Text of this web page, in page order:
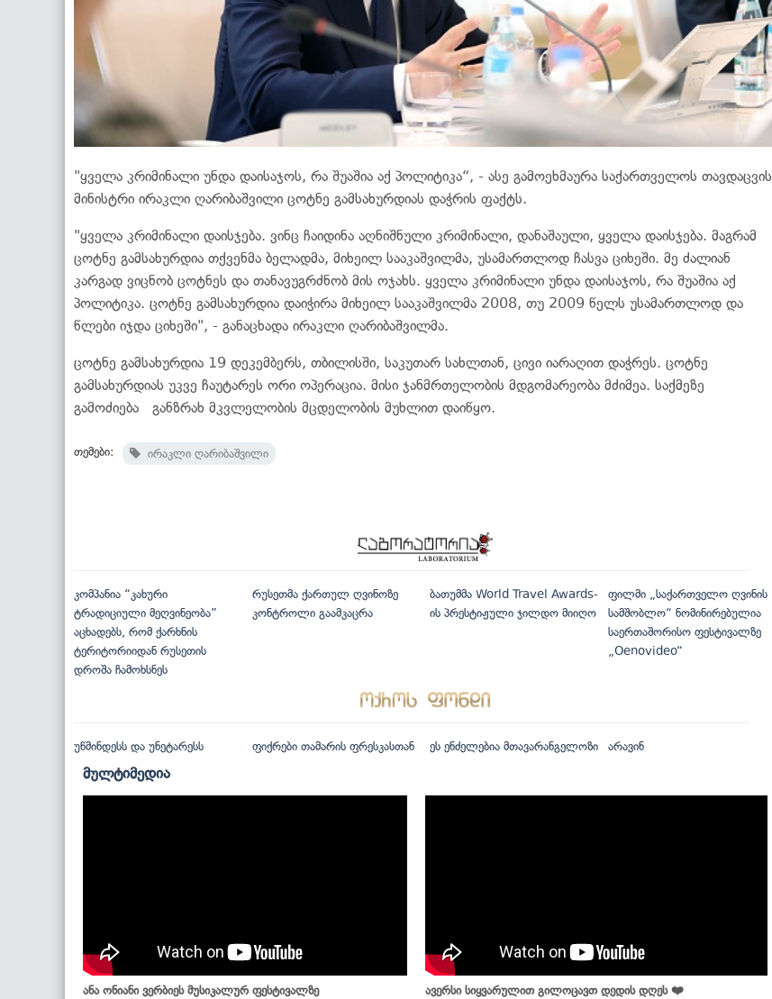
"ყველა კრიმინალი უნდა დაისაჯოს, რა შუაშია აქ პოლიტიკა“, - ასე გამოეხმაურა საქართველოს თავდაცვის
მინისტრი ირაკლი ღარიბაშვილი ცოტნე გამსახურდიას დაჭრის ფაქტს.
"ყველა კრიმინალი დაისჯება. ვინც ჩაიდინა აღნიშნული კრიმინალი, დანაშაული, ყველა დაისჯება. მაგრამ
ცოტნე გამსახურდია თქვენმა ბელადმა, მიხეილ სააკაშვილმა, უსამართლოდ ჩასვა ციხეში. მე ძალიან
კარგად ვიცნობ ცოტნეს და თანავუგრძნობ მის ოჯახს. ყველა კრიმინალი უნდა დაისაჯოს, რა შუაშია აქ
პოლიტიკა. ცოტნე გამსახურდია დაიჭირა მიხეილ სააკაშვილმა 2008, თუ 2009 წელს უსამართლოდ და
წლები იჯდა ციხეში", - განაცხადა ირაკლი ღარიბაშვილმა.
ცოტნე გამსახურდია 19 დეკემბერს, თბილისში, საკუთარ სახლთან, ცივი იარაღით დაჭრეს. ცოტნე
გამსახურდიას უკვე ჩაუტარეს ორი ოპერაცია. მისი ჯანმრთელობის მდგომარეობა მძიმეა. საქმეზე
გამოძიება განზრახ მკვლელობის მცდელობის მუხლით დაიწყო.
თემები: ირაკლი ღარიბაშვილი
კომპანია “კახური
ტრადიციული მეღვინეობა”
აცხადებს, რომ ქარხნის
ტერიტორიიდან რუსეთის
დროშა ჩამოხსნეს
რუსეთმა ქართულ ღვინოზე
კონტროლი გაამკაცრა
ბათუმმა World Travel Awards-
ის პრესტიჟული ჯილდო მიიღო
ფილმი „საქართველო ღვინის
სამშობლო“ ნომინირებულია
საერთაშორისო ფესტივალზე
„Oenovideo“
უწმინდესს და უნეტარესს ფიქრები თამარის ფრესკასთან ეს ენძელებია მთავარანგელოზი არავინ
მულტიმედია
ანა ონიანი ვერბიეს მუსიკალურ ფესტივალზე ავერსი სიყვარულით გილოცავთ დედის დღეს ❤️